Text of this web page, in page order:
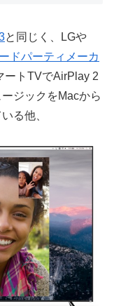
と同じく、LGや
ドパーティメーカ
ートTVでAirPlay 2
ジックをMacから
る他、